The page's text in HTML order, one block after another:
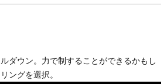
ダウン。力で制することができるかもし
ングを選択。